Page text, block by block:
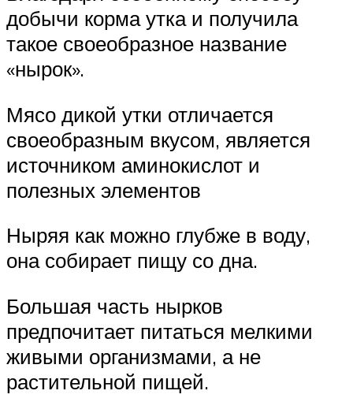
добычи корма утка и получила
такое своеобразное название
«нырок».
Мясо дикой утки отличается
своеобразным вкусом, является
источником аминокислот и
полезных элементов
Ныряя как можно глубже в воду,
она собирает пищу со дна.
Большая часть нырков
предпочитает питаться мелкими
живыми организмами, а не
растительной пищей.